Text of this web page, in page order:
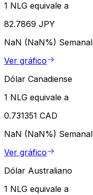
1 NLG equivale a
82.7869 JPY
NaN (NaN%) Semanal
Ver gráfico
Dólar Canadiense
1 NLG equivale a
0.731351 CAD
NaN (NaN%) Semanal
Ver gráfico
Dólar Australiano
1 NLG equivale a